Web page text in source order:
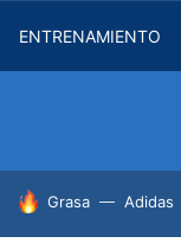
ENTRENAMIENTO
HOY SE HABLA
Grasa Adidas